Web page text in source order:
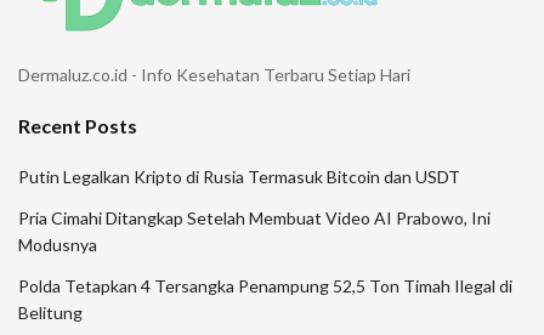
Dermaluz.co.id - Info Kesehatan Terbaru Setiap Hari
Recent Posts
Putin Legalkan Kripto di Rusia Termasuk Bitcoin dan USDT
Pria Cimahi Ditangkap Setelah Membuat Video AI Prabowo, Ini
Modusnya
Polda Tetapkan 4 Tersangka Penampung 52,5 Ton Timah Ilegal di
Belitung